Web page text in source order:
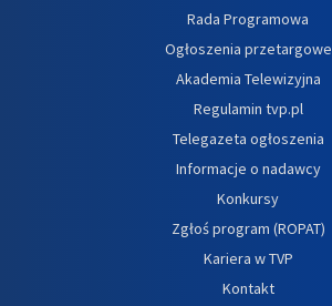
Rada Programowa
Ogłoszenia przetargowe
Akademia Telewizyjna
Regulamin tvp.pl
Telegazeta ogłoszenia
Informacje o nadawcy
Konkursy
Zgłoś program (ROPAT)
Kariera w TVP
Kontakt